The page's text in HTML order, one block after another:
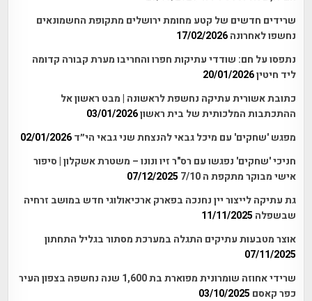
שרידים חדשים של קטע מחומת ירושלים מתקופת החשמונאים
נחשפו לאחרונה 17/02/2026
נתפסו על חם: שודדי עתיקות חפרו והחריבו מערת קבורה קדומה
ליד חיטין20/01/2026
כתובת אשורית עתיקה נחשפת לראשונה | מבט ראשון אל
ההתכתבות המלכותית של בית ראשון03/01/2026
מפגש 'שחקים' עם מיכל גבאי להנצחת שני גבאי הי״ד 02/01/2026
חניכי 'שחקים' נפגשו עם רס"ר זיו ונונו – משטרת אשקלון | סיפור
אישי מבוקר מתקפת ה 7/10
07/12/2025
גת עתיקה לייצור יין נחנכה בפארק ארכיאולוגי חדש במושב זרחיה
שבשפלה 11/11/2025
אוצר מטבעות עתיקים התגלה במערכת מסתור בגליל התחתון
07/11/2025
שרידי אחוזה שומרונית מפוארת בת 1,600 שנה נחשפה בצפון העיר
כפר קאסם 03/10/2025